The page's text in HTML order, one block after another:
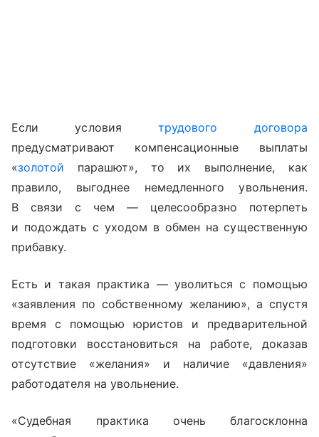
Если условия трудового договора
предусматривают компенсационные выплаты
«золотой парашют», то их выполнение, как
правило, выгоднее немедленного увольнения.
В связи с чем — целесообразно потерпеть
и подождать с уходом в обмен на существенную
прибавку.
Есть и такая практика — уволиться с помощью
«заявления по собственному желанию», а спустя
время с помощью юристов и предварительной
подготовки восстановиться на работе, доказав
отсутствие «желания» и наличие «давления»
работодателя на увольнение.
«Судебная практика очень благосклонна